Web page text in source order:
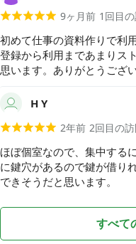
9ヶ月前 1 回目
初めて仕事の資料作りで利
登録から利用まであまりス
思います。ありがとうござ
H Y
2年前 2回目の
ほぼ個室なので、集中する
に鍵穴があるので鍵が借り
できそうだと思います。
すべて